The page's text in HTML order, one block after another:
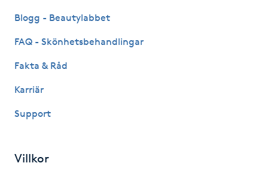
IPL
IPL hårborttagning
K
Blogg - Beautylabbet
FAQ - Skönhetsbehandlingar
Fakta & Råd
Karriär
Support
Villkor